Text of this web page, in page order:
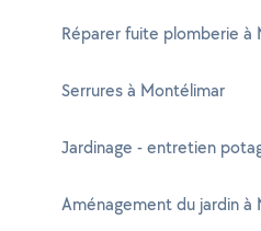
Réparer fuite plomberie à
Serrures à Montélimar
Jardinage - entretien
Aménagement du jardin à